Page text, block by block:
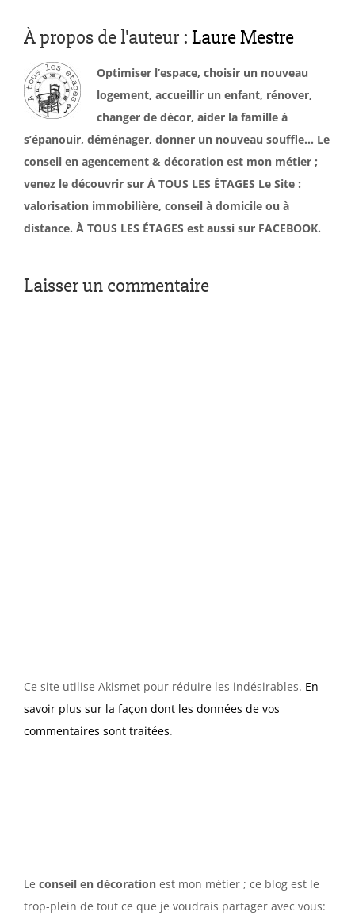
À propos de l'auteur : Laure Mestre
Optimiser l’espace, choisir un nouveau
logement, accueillir un enfant, rénover,
changer de décor, aider la famille à
s’épanouir, déménager, donner un nouveau souffle… Le
conseil en agencement & décoration est mon métier ;
venez le découvrir sur À TOUS LES ÉTAGES Le Site :
valorisation immobilière, conseil à domicile ou à
distance. À TOUS LES ÉTAGES est aussi sur FACEBOOK.
Laisser un commentaire
Ce site utilise Akismet pour réduire les indésirables. En
savoir plus sur la façon dont les données de vos
commentaires sont traitées.
Le conseil en décoration est mon métier ; ce blog est le
trop-plein de tout ce que je voudrais partager avec vous: